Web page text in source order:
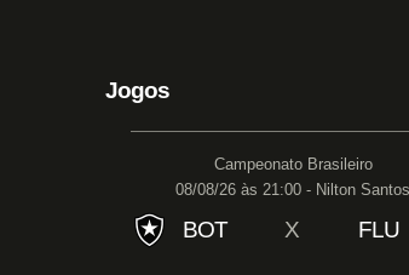
Jogos
Campeonato Brasileiro
08/08/26 às 21:00 - Nilton Santos
BOT X FLU